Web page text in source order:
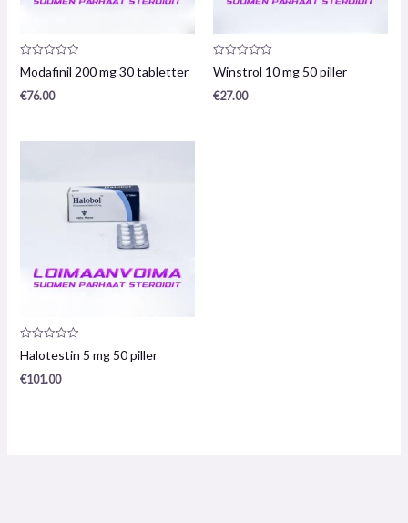
Produktrecension:
0
5
Modafinil 200 mg 30 tabletter
€76.00
Produktrecension:
0
5
Winstrol 10 mg 50 piller
€27.00
Produktrecension:
0
5
Halotestin 5 mg 50 piller
€101.00